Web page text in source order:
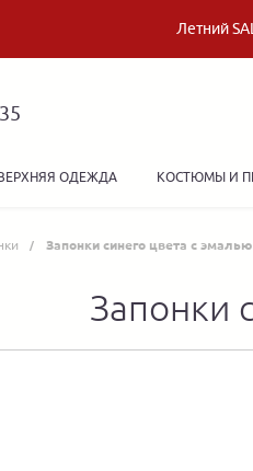
Летний
ОДЕЖДА КОСТЮМЫ И
Запонки синего цвета с эмалью
Запонки